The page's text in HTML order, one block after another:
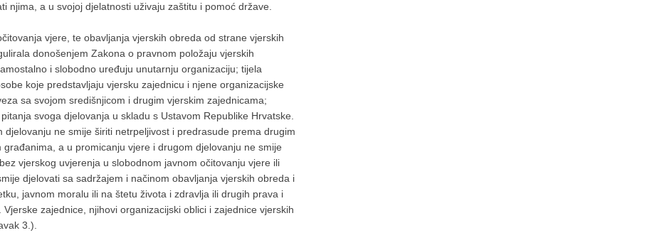
njima, a u svojoj djelatnosti uživaju zaštitu i pomoć države.
vjere, te obavljanja vjerskih obreda od strane vjerskih
donošenjem Zakona o pravnom položaju vjerskih
i slobodno uređuju unutarnju organizaciju; tijela
koje predstavljaju vjersku zajednicu i njene organizacijske
sa svojom središnjicom i drugim vjerskim zajednicama;
svoga djelovanja u skladu s Ustavom Republike Hrvatske.
ne smije širiti netrpeljivost i predrasude prema drugim
a u promicanju vjere i drugom djelovanju ne smije
vjerskog uvjerenja u slobodnom javnom očitovanju vjere ili
djelovati sa sadržajem i načinom obavljanja vjerskih obreda i
javnom moralu ili na štetu života i zdravlja ili drugih prava i
zajednice, njihovi organizacijski oblici i zajednice vjerskih
3.).